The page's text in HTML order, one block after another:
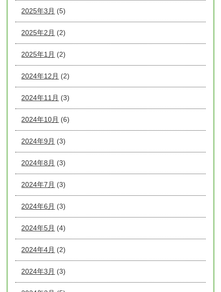
2025年3月 (5)
2025年2月 (2)
2025年1月 (2)
2024年12月 (2)
2024年11月 (3)
2024年10月 (6)
2024年9月 (3)
2024年8月 (3)
2024年7月 (3)
2024年6月 (3)
2024年5月 (4)
2024年4月 (2)
2024年3月 (3)